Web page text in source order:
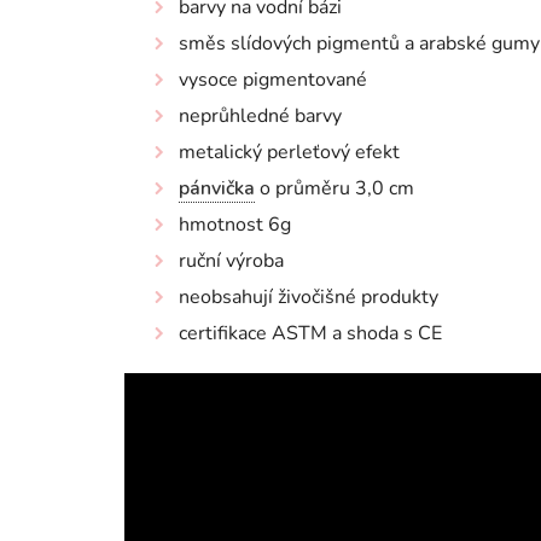
barvy na vodní bázi
směs slídových pigmentů a arabské gumy
vysoce pigmentované
neprůhledné barvy
metalický perleťový efekt
pánvička o průměru 3,0 cm
hmotnost 6g
ruční výroba
neobsahují živočišné produkty
certifikace ASTM a shoda s CE